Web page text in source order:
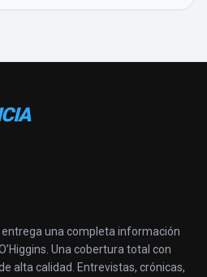
una completa información
Una cobertura total con
alta calidad. Entrevistas, crónicas,